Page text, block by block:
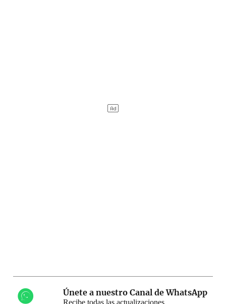
Únete a nuestro Canal de WhatsApp
Recibe todas las actualizaciones